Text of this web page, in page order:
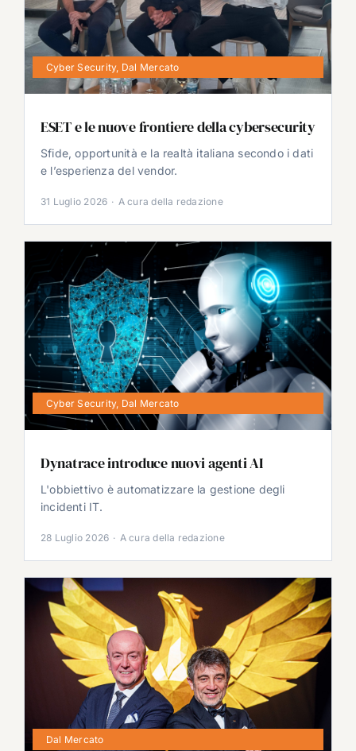
Cyber Security, Dal Mercato
ESET e le nuove frontiere della cybersecurity
Sfide, opportunità e la realtà italiana secondo i dati
e l’esperienza del vendor.
31 Luglio 2026 · A cura della redazione
Cyber Security, Dal Mercato
Dynatrace introduce nuovi agenti AI
L'obbiettivo è automatizzare la gestione degli
incidenti IT.
28 Luglio 2026 · A cura della redazione
Dal Mercato